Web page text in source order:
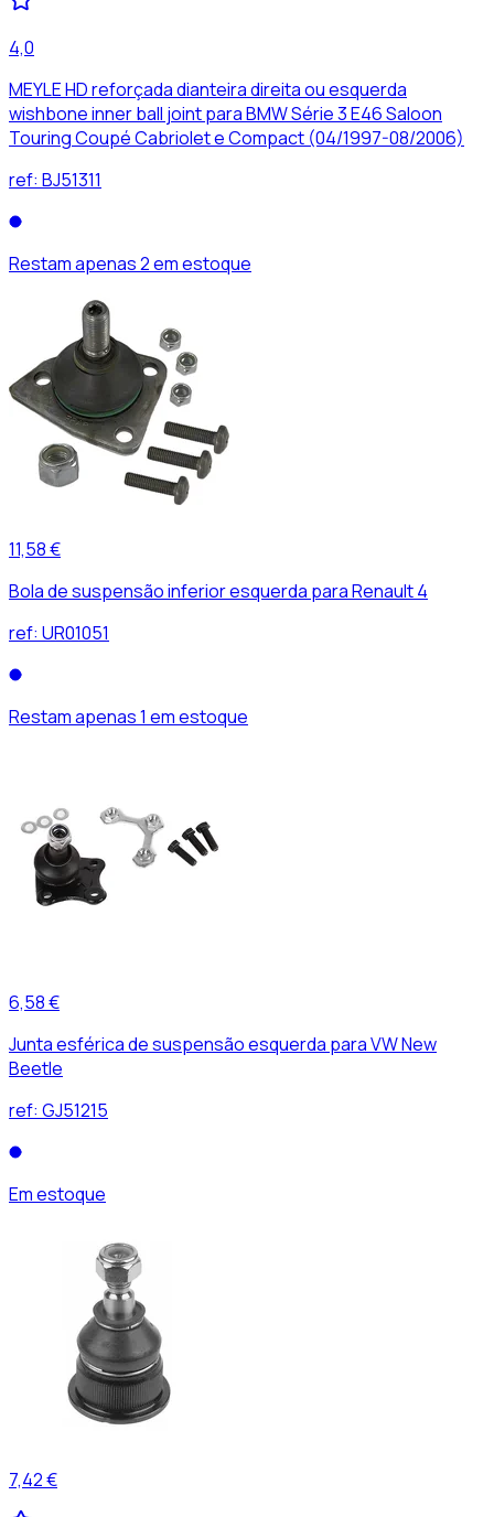
4,0
MEYLE HD reforçada dianteira direita ou esquerda
wishbone inner ball joint para BMW Série 3 E46 Saloon
Touring Coupé Cabriolet e Compact (04/1997-08/2006)
ref: BJ51311
Restam apenas 2 em estoque
11,58 €
Bola de suspensão inferior esquerda para Renault 4
ref: UR01051
Restam apenas 1 em estoque
6,58 €
Junta esférica de suspensão esquerda para VW New
Beetle
ref: GJ51215
Em estoque
7,42 €